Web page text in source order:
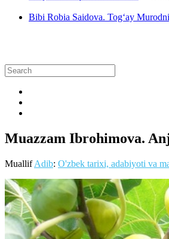
Bibi Robia Saidova. Tog‘ay
Muazzam Ibrohimova.
MuallifAdib: O'zbek tarixi, adabiyoti va